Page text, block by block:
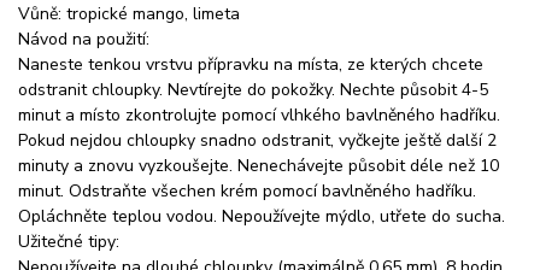
Vůně: tropické mango, limeta
Návod na použití:
Naneste tenkou vrstvu přípravku na místa, ze kterých chcete
odstranit chloupky. Nevtírejte do pokožky. Nechte působit 4-5
minut a místo zkontrolujte pomocí vlhkého bavlněného hadříku.
Pokud nejdou chloupky snadno odstranit, vyčkejte ještě další 2
minuty a znovu vyzkoušejte. Nenechávejte působit déle než 10
minut. Odstraňte všechen krém pomocí bavlněného hadříku.
Opláchněte teplou vodou. Nepoužívejte mýdlo, utřete do sucha.
Užitečné tipy: